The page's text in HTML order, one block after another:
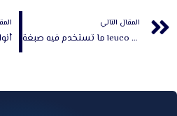
المقال التالي
ما تستخدم فيه صبغة leuco الورق الحراري